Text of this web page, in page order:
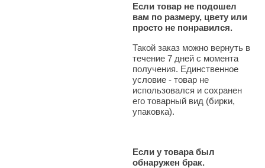
Если товар не подошел
вам по размеру, цвету или
просто не понравился.
Такой заказ можно вернуть в
течение 7 дней с момента
получения. Единственное
условие - товар не
использовался и сохранен
его товарный вид (бирки,
упаковка).
Если у товара был
обнаружен брак.